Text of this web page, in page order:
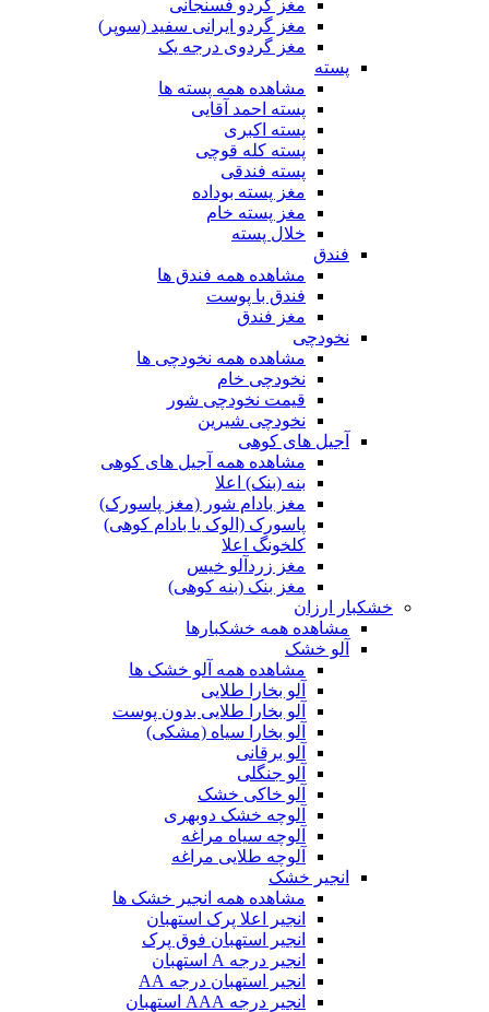
مغز گردو فسنجانی
مغز گردو ایرانی سفید (سوپر)
مغز گردوی درجه یک
پسته
مشاهده همه پسته ها
پسته احمد آقایی
پسته اکبری
پسته کله قوچی
پسته فندقی
مغز پسته بوداده
مغز پسته خام
خلال پسته
فندق
مشاهده همه فندق ها
فندق با پوست
مغز فندق
نخودچی
مشاهده همه نخودچی ها
نخودچی خام
قیمت نخودچی شور
نخودچی شیرین
آجیل های کوهی
مشاهده همه آجیل های کوهی
بنه (بنک) اعلا
مغز بادام شور (مغز پاسورک)
پاسورک (الوک یا بادام کوهی)
کلخونگ اعلا
مغز زردآلو خیس
مغز بنک (بنه کوهی)
خشکبار ارزان
مشاهده همه خشکبارها
آلو خشک
مشاهده همه آلو خشک ها
آلو بخارا طلایی
آلو بخارا طلایی بدون پوست
آلو بخارا سیاه (مشکی)
آلو برقانی
آلو جنگلی
آلو خاکی خشک
آلوچه خشک دوبهری
آلوچه سیاه مراغه
آلوچه طلایی مراغه
انجیر خشک
مشاهده همه انجیر خشک ها
انجیر اعلا پرک استهبان
انجیر استهبان فوق پرک
انجیر درجه A استهبان
انجیر استهبان درجه AA
انجیر درجه AAA استهبان